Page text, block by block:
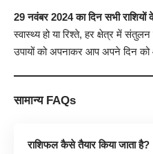
29 नवंबर 2024 का दिन सभी राशियों
स्वास्थ्य हो या रिश्ते, हर क्षेत्र में
उपायों को अपनाकर आप अपने दिन
सामान्य FAQs
राशिफल कैसे तैयार किया जाता है?